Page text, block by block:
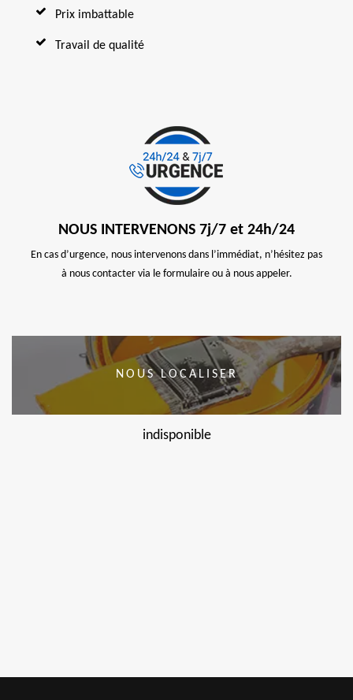
Prix imbattable
Travail de qualité
NOUS INTERVENONS 7j/7 et 24h/24
En cas d’urgence, nous intervenons dans l’immédiat, n’hésitez pas
à nous contacter via le formulaire ou à nous appeler.
NOUS LOCALISER
indisponible